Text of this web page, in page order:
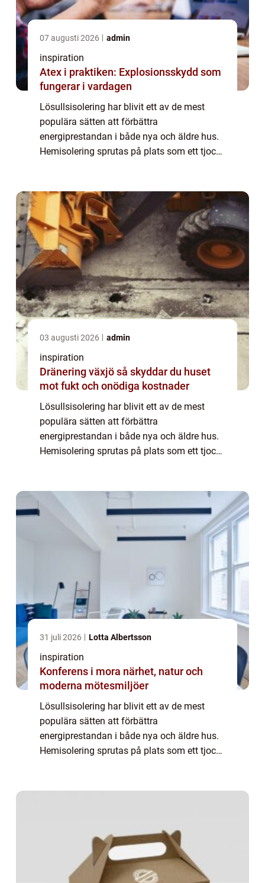
07 augusti 2026 admin
inspiration
Atex i praktiken: Explosionsskydd som
fungerar i vardagen
Lösullsisolering har blivit ett av de mest
populära sätten att förbättra
energiprestandan i både nya och äldre hus.
Hemisolering sprutas på plats som ett tjockt,
03 augusti 2026 admin
inspiration
Dränering växjö så skyddar du huset
mot fukt och onödiga kostnader
Lösullsisolering har blivit ett av de mest
populära sätten att förbättra
energiprestandan i både nya och äldre hus.
Hemisolering sprutas på plats som ett tjockt,
31 juli 2026 Lotta Albertsson
inspiration
Konferens i mora närhet, natur och
moderna mötesmiljöer
Lösullsisolering har blivit ett av de mest
populära sätten att förbättra
energiprestandan i både nya och äldre hus.
Hemisolering sprutas på plats som ett tjockt,